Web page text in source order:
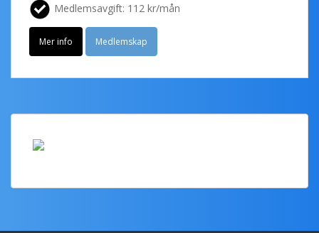
Medlemsavgift: 112 kr/mån
Mer info Medlemskap